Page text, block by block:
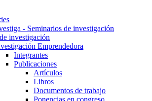
- Seminarios de investigación
investigación
Emprendedora
Integrantes
Publicaciones
Artículos
Libros
Documentos de trabajo
Ponencias en congreso